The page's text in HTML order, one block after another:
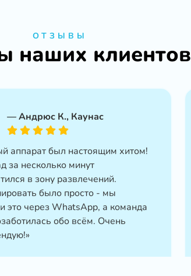
ОТЗЫВЫ
наших клиентов
—Андрюс К., Каунас
аппарат был настоящим хитом!
за несколько минут
в зону развлечений.
было просто - мы
это через WhatsApp, а команда
обо всём. Очень